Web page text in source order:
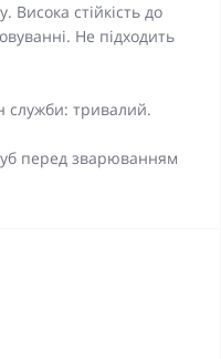
стійкість до
Не підходить
служби: тривалий.
перед зварюванням